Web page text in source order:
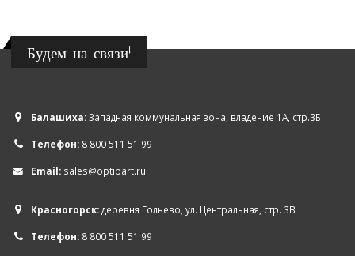
Будем на связи!
Балашиха:Западная коммунальная зона, владение 1А, стр.3Б
Телефон: 8 800 511 51 99
Email: sales@optipart.ru
Красногорск:деревня Гольево, ул. Центральная, стр. 3В
Телефон: 8 800 511 51 99